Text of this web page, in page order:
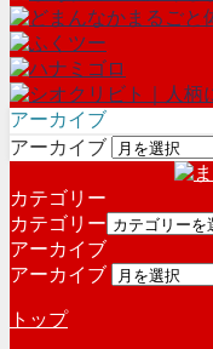
アーカイブ
アーカイブ
カテゴリー
カテゴリー
アーカイブ
アーカイブ
トップ